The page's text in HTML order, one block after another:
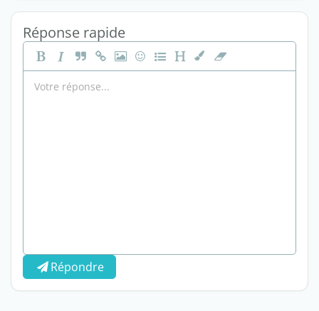
Réponse rapide
Répondre